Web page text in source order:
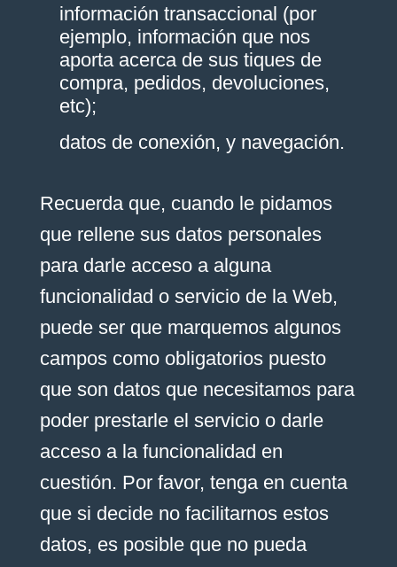
información transaccional (por
ejemplo, información que nos
aporta acerca de sus tiques de
compra, pedidos, devoluciones,
etc);
datos de conexión, y navegación.
Recuerda que, cuando le pidamos
que rellene sus datos personales
para darle acceso a alguna
funcionalidad o servicio de la Web,
puede ser que marquemos algunos
campos como obligatorios puesto
que son datos que necesitamos para
poder prestarle el servicio o darle
acceso a la funcionalidad en
cuestión. Por favor, tenga en cuenta
que si decide no facilitarnos estos
datos, es posible que no pueda